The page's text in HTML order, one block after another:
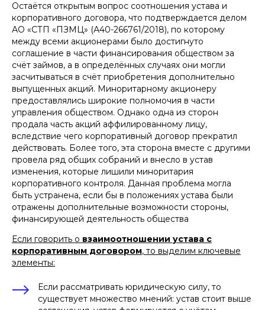
Остаётся открытым вопрос соотношения устава и
корпоративного договора, что подтверждается делом
АО «СТП «ПЗМЦ» (А40-266761/2018), по которому
между всеми акционерами было достигнуто
соглашение в части финансирования обществом за
счёт займов, а в определённых случаях они могли
засчитываться в счёт приобретения дополнительно
выпущенных акций. Миноритарному акционеру
предоставлялись широкие полномочия в части
управления обществом. Однако одна из сторон
продала часть акций аффилированному лицу,
вследствие чего корпоративный договор прекратил
действовать. Более того, эта сторона вместе с другими
провела ряд общих собраний и внесло в устав
изменения, которые лишили миноритария
корпоративного контроля. Данная проблема могла
быть устранена, если бы в положениях устава были
отражены дополнительные возможности стороны,
финансирующей деятельность общества
Если говорить о взаимоотношении устава с
корпоративным договором, то выделим ключевые
элементы:
Если рассматривать юридическую силу, то
существует множество мнений: устав стоит выше